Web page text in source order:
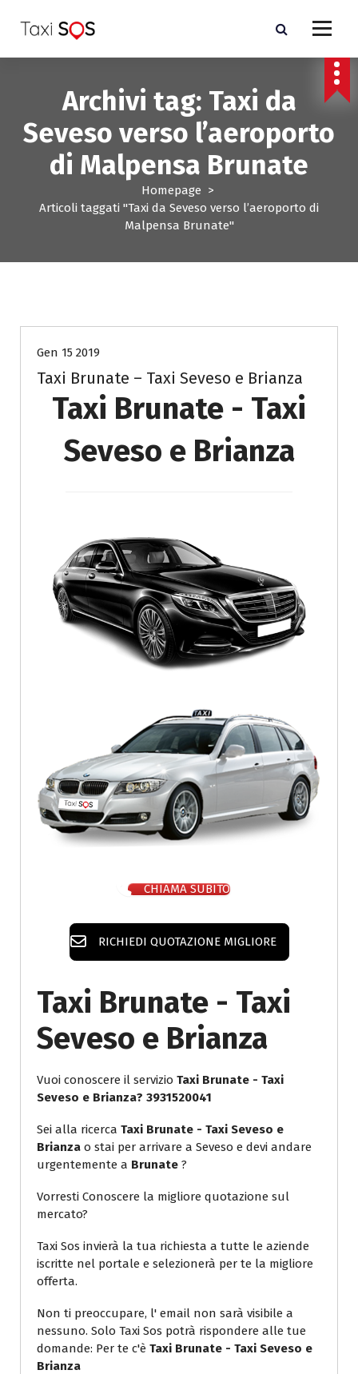
a
Archivi tag: Taxi da
Seveso verso l’aeroporto
di Malpensa Brunate
Homepage >
Articoli taggati "Taxi da Seveso verso l’aeroporto di
Malpensa Brunate"
Gen 15 2019
Taxi Brunate – Taxi Seveso e Brianza
Taxi Brunate - Taxi
Seveso e Brianza
CHIAMA SUBITO
RICHIEDI QUOTAZIONE MIGLIORE
Taxi Brunate - Taxi
Seveso e Brianza
Vuoi conoscere il servizio Taxi Brunate - Taxi
Seveso e Brianza? 3931520041
Sei alla ricerca Taxi Brunate - Taxi Seveso e
Brianza o stai per arrivare a Seveso e devi andare
urgentemente a Brunate ?
Vorresti Conoscere la migliore quotazione sul
mercato?
Taxi Sos invierà la tua richiesta a tutte le aziende
iscritte nel portale e selezionerà per te la migliore
offerta.
Non ti preoccupare, l' email non sarà visibile a
nessuno. Solo Taxi Sos potrà rispondere alle tue
domande: Per te c'è Taxi Brunate - Taxi Seveso e
Brianza